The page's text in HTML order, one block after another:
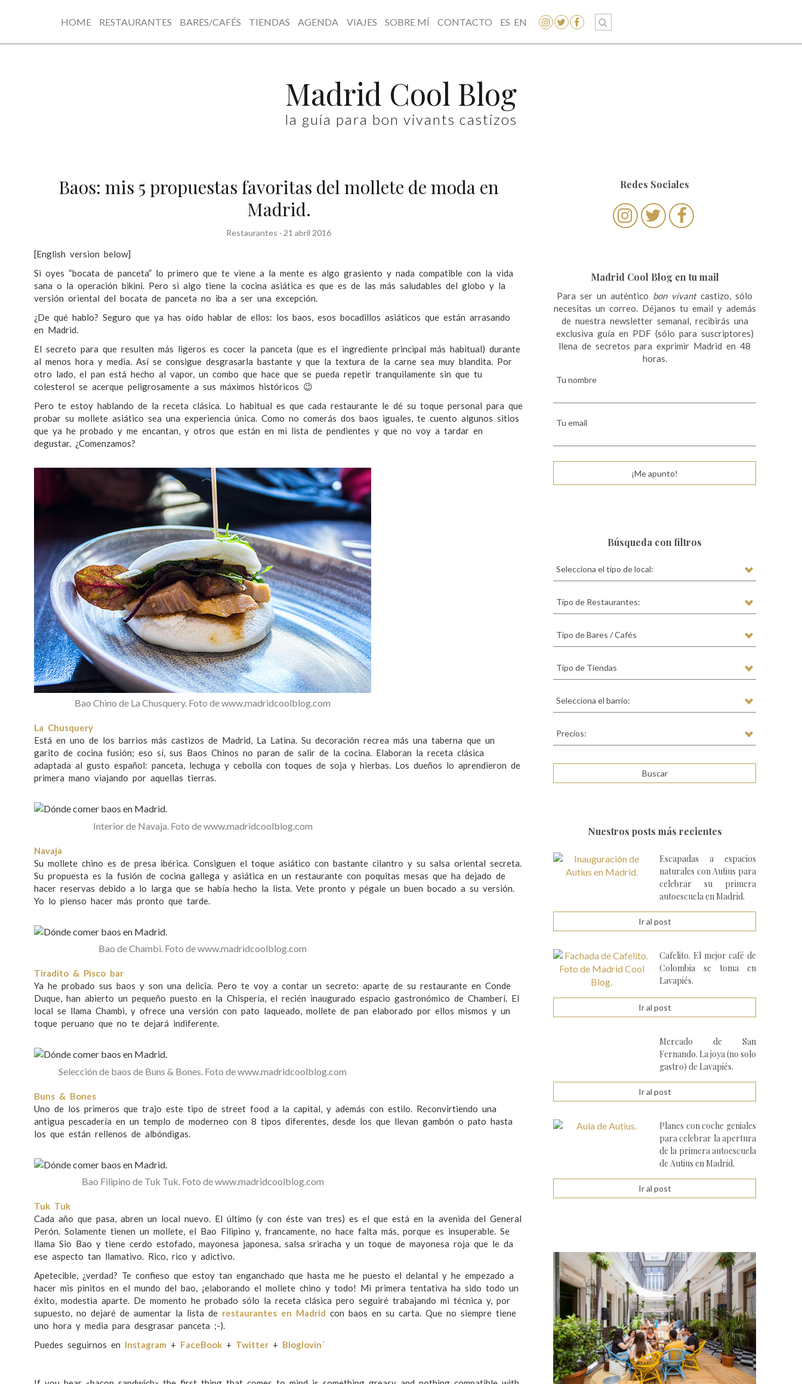
HOME RESTAURANTES BARES/CAFÉS TIENDAS AGENDA VIAJES SOBRE MÍ CONTACTO ES EN
Madrid Cool Blog
la guía para bon vivants castizos
Baos: mis 5 propuestas favoritas del mollete de moda en
Madrid.
Restaurantes · 21 abril 2016
[English version below]
Si oyes “bocata de panceta” lo primero que te viene a la mente es algo grasiento y nada compatible con la vida
sana o la operación bikini. Pero si algo tiene la cocina asiática es que es de las más saludables del globo y la
versión oriental del bocata de panceta no iba a ser una excepción.
¿De qué hablo? Seguro que ya has oído hablar de ellos: los baos, esos bocadillos asiáticos que están arrasando
en Madrid.
El secreto para que resulten más ligeros es cocer la panceta (que es el ingrediente principal más habitual) durante
al menos hora y media. Así se consigue desgrasarla bastante y que la textura de la carne sea muy blandita. Por
otro lado, el pan está hecho al vapor, un combo que hace que se pueda repetir tranquilamente sin que tu
colesterol se acerque peligrosamente a sus máximos históricos 😉
Pero te estoy hablando de la receta clásica. Lo habitual es que cada restaurante le dé su toque personal para que
probar su mollete asiático sea una experiencia única. Como no comerás dos baos iguales, te cuento algunos sitios
que ya he probado y me encantan, y otros que están en mi lista de pendientes y que no voy a tardar en
degustar. ¿Comenzamos?
Bao Chino de La Chusquery. Foto de www.madridcoolblog.com
La Chusquery
Está en uno de los barrios más castizos de Madrid, La Latina. Su decoración recrea más una taberna que un
garito de cocina fusión; eso sí, sus Baos Chinos no paran de salir de la cocina. Elaboran la receta clásica
adaptada al gusto español: panceta, lechuga y cebolla con toques de soja y hierbas. Los dueños lo aprendieron de
primera mano viajando por aquellas tierras.
Interior de Navaja. Foto de www.madridcoolblog.com
Navaja
Su mollete chino es de presa ibérica. Consiguen el toque asiático con bastante cilantro y su salsa oriental secreta.
Su propuesta es la fusión de cocina gallega y asiática en un restaurante con poquitas mesas que ha dejado de
hacer reservas debido a lo larga que se había hecho la lista. Vete pronto y pégale un buen bocado a su versión.
Yo lo pienso hacer más pronto que tarde.
Bao de Chambi. Foto de www.madridcoolblog.com
Tiradito & Pisco bar
Ya he probado sus baos y son una delicia. Pero te voy a contar un secreto: aparte de su restaurante en Conde
Duque, han abierto un pequeño puesto en la Chispería, el recién inaugurado espacio gastronómico de Chamberí. El
local se llama Chambi, y ofrece una versión con pato laqueado, mollete de pan elaborado por ellos mismos y un
toque peruano que no te dejará indiferente.
Selección de baos de Buns & Bones. Foto de www.madridcoolblog.com
Buns & Bones
Uno de los primeros que trajo este tipo de street food a la capital, y además con estilo. Reconvirtiendo una
antigua pescadería en un templo de moderneo con 8 tipos diferentes, desde los que llevan gambón o pato hasta
los que están rellenos de albóndigas.
Bao Filipino de Tuk Tuk. Foto de www.madridcoolblog.com
Tuk Tuk
Cada año que pasa, abren un local nuevo. El último (y con éste van tres) es el que está en la avenida del General
Perón. Solamente tienen un mollete, el Bao Filipino y, francamente, no hace falta más, porque es insuperable. Se
llama Sio Bao y tiene cerdo estofado, mayonesa japonesa, salsa sriracha y un toque de mayonesa roja que le da
ese aspecto tan llamativo. Rico, rico y adictivo.
Apetecible, ¿verdad? Te confieso que estoy tan enganchado que hasta me he puesto el delantal y he empezado a
hacer mis pinitos en el mundo del bao, ¡elaborando el mollete chino y todo! Mi primera tentativa ha sido todo un
éxito, modestia aparte. De momento he probado sólo la receta clásica pero seguiré trabajando mi técnica y, por
supuesto, no dejaré de aumentar la lista de restaurantes en Madrid con baos en su carta. Que no siempre tiene
uno hora y media para desgrasar panceta ;-).
Puedes seguirnos en Instagram + FaceBook + Twitter + Bloglovin´
Redes Sociales
Madrid Cool Blog en tu mail
Para ser un auténtico bon vivantcastizo, sólo
necesitas un correo. Déjanos tu email y además
de nuestra newsletter semanal, recibirás una
exclusiva guía en PDF (sólo para suscriptores)
llena de secretos para exprimir Madrid en 48
horas.
Tu nombre
Tu email
¡Me apunto!
Búsqueda con filtros
Selecciona el tipo de local:
Tipo de Restaurantes:
Tipo de Bares / Cafés
Tipo de Tiendas
Selecciona el barrio:
Precios:
Nuestros posts más recientes
Escapadas a espacios
naturales con Autius para
celebrar su primera
autoescuela en Madrid.
Ir al post
Cafelito. El mejor café de
Colombia se toma en
Lavapiés.
Ir al post
Mercado de San
Fernando. La joya (no solo
gastro) de Lavapiés.
Ir al post
Planes con coche geniales
para celebrar la apertura
de la primera autoescuela
de Autius en Madrid.
Ir al post